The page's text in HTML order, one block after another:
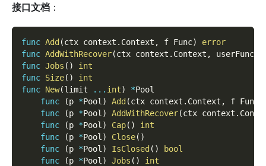
接口文档 ：
func Add(ctx context . Context , f Func)
error
func AddWithRecover(ctx context . Context ,
userFunc
func Jobs ( )
int
func Size( )
int
func New(limit ... int) *Pool
func
(p *Pool ) Add(ctx context . Context , f Func
func
(p *Pool ) AddWithRecover(ctx context .
func
(p *Pool ) Cap( )
int
func
(p *Pool ) Close( )
func
(p *Pool ) IsClosed( )
bool
func
(p *Pool ) Jobs ( )
int